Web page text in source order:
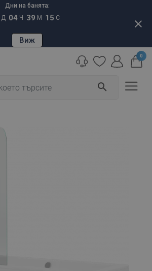
Дни на банята:
Д 04 Ч 39 М 14 С
Виж
close
search
0